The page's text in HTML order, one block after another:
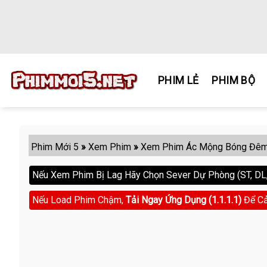
PHIM LẺ PHIM BỘ
Phim Mới 5 » Xem Phim » Xem Phim Ác Mộng Bóng
Nếu Xem Phim Bị Lag Hãy Chọn Sever Dự Phòng (ST,
Nếu Load Phim Chậm, Tải Ngay Ứng Dụng (1.1.1.1) Để